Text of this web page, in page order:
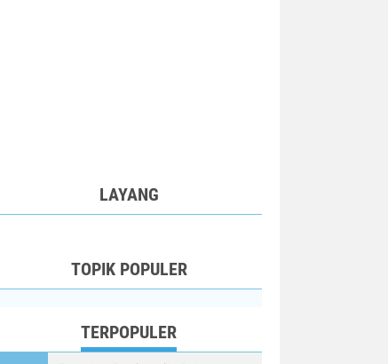
LAYANG
TOPIK POPULER
TERPOPULER